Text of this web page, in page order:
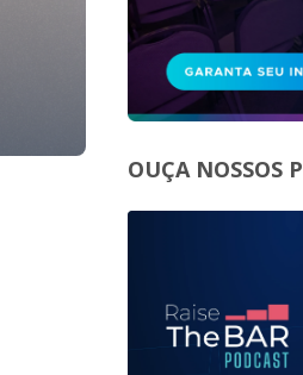
OUÇA NOSSOS